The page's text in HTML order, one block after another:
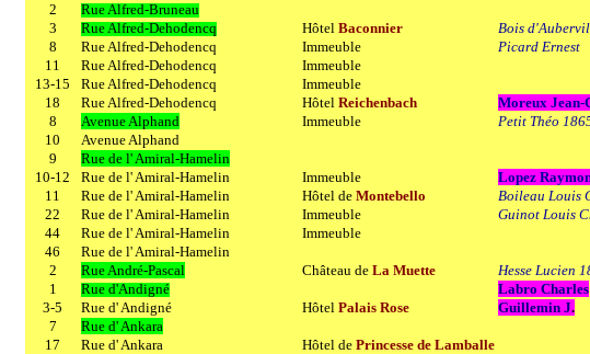
2
Rue Alfred-Bruneau
3
Rue Alfred-Dehodencq Hôtel Baconnier Bois
8
Rue Alfred-Dehodencq Immeuble Picard Ernest
11
Rue Alfred-Dehodencq Immeuble
13-15
Rue Alfred-Dehodencq Immeuble
18
Rue Alfred-Dehodencq Hôtel Reichenbach Moreux Jean-
8
Avenue Alphand Immeuble Petit Théo
10
Avenue Alphand
9
Rue de l' Amiral-Hamelin
10-12
Rue de l' Amiral-Hamelin Immeuble Lopez
11
Rue de l' Amiral-Hamelin Hôtel de Montebello Boileau Louis
22
Rue de l' Amiral-Hamelin Immeuble Guinot Louis
44
Rue de l' Amiral-Hamelin Immeuble
46
Rue de l' Amiral-Hamelin
2
Rue André-Pascal Château de La Muette Hesse Lucien
1
Rue d'Andigné
Labro Charles
3-5
Rue d' Andigné Hôtel Palais Rose Guillemin J.
7
Rue d' Ankara
17
Rue d' Ankara Hôtel de Princesse de Lamballe